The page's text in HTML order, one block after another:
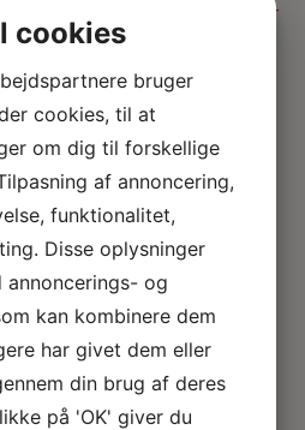
Ikke på lager
plante KIT
med de hullede blade er bare
blanke med en
Det giver mulighed for at
gør sig godt i et stort rum.
cookies
bruger
cookies, til at
om dig til forskellige
af annoncering,
funktionalitet,
Disse oplysninger
og
kan kombinere dem
har givet dem eller
din brug af deres
på 'OK' giver du